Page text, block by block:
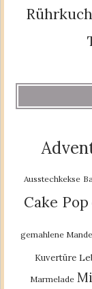
Ausstechkekse
Cake Pop
gemahlene
Kuvertüre
Marmelade